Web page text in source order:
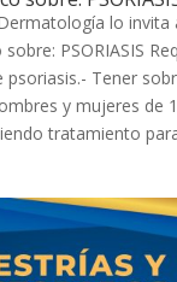
lo invita
PSORIASIS
psoriasis.- Tener
y mujeres de
tratamiento